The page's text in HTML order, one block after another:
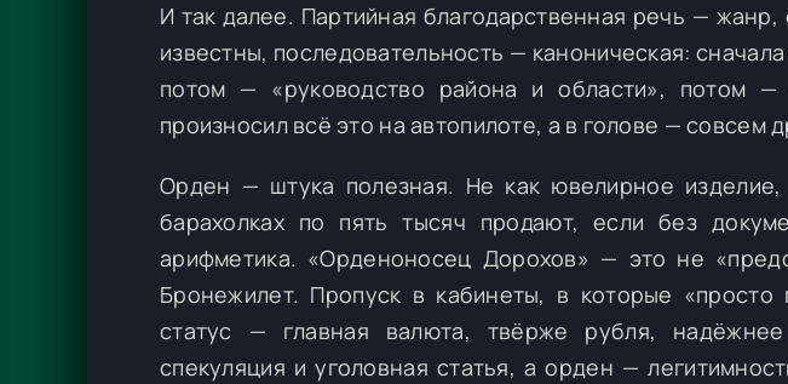
И так далее. Партийная благодарственная речь —
известны, последовательность — каноническая:
потом — «руководство района и области», потом
произносил всё это на автопилоте, а в голове — совсем
Орден — штука полезная. Не как ювелирное
барахолках по пять тысяч продают, если без
арифметика. «Орденоносец Дорохов» — это не
Бронежилет. Пропуск в кабинеты, в которые
статус — главная валюта, твёрже рубля,
спекуляция и уголовная статья, а орден —